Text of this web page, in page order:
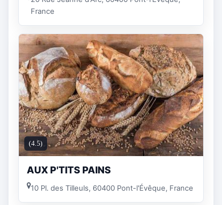
France
(4.5)
AUX P'TITS PAINS
10 Pl. des Tilleuls, 60400 Pont-l'Évêque, France